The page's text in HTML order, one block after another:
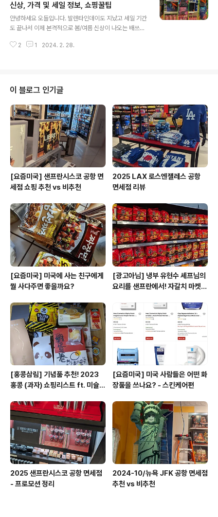
혀 생각을 안하다가 요즘 SNS에서 바이럴을 타고 있는 캔
들홀더가 궁금해서 용기를 내어 가봤어요. 요즘 물가가 워
낙 올라서 달러트리 및 달러제너럴 Dollar General 처럼
저가의 홈데코 제품들이 꽤 바이럴해지더라고요. 발렌타인
데이가 지나면 바로 부활절 Easter 제품이 넘쳐나는데요,
신상, 가격 및 세일 정보, 쇼핑꿀팁
안녕하세요 오들입니다. 발렌타인데이도 지났고 세일 기간
도 끝나서 이제 본격적으로 봄/여름 신상이 나오는 배쓰앤
는 평상시에는 바디제품이 개당 14-19달러 정도, 핸드워
Buy 3 Get 1은 3개 사면 1개 무료(같은 혹은 더 저렴한
가격의 제품), Buy 3 Get 3는 3개 사면 3개 무료 프로모
션이니 Buy 3 Get 3가 가장 좋은 가격이겠죠. 1주일에 한
번 정도 세일이 바뀌고 가끔 하루만 하는 플래시 세일도 있
으니 잘 확인해보고 가시면 좋습니다. 미국의 대부..
2 1 2024. 2. 28.
이 블로그 인기글
[요즘미국] 샌프란시스코 공항 면
세점 쇼핑 추천 vs 비추천
2025 LAX 로스엔젤레스 공항
면세점 리뷰
[요즘미국] 미국에 사는 친구에게
뭘 사다주면 좋을까요?
[광고아님] 냉부 유현수 셰프님의
요리를 샌프란에서! 자갈치 마켓
[홍콩삼림] 기념품 추천! 2023
홍콩 (과자) 쇼핑리스트 ft. 미슐랭
[요즘미국] 미국 사람들은 어떤 화
장품을 쓰나요? - 스킨케어편
2025 샌프란시스코 공항 면세점
- 프로모션 정리
2024-10/뉴욕 JFK 공항 면세점
추천 vs 비추천